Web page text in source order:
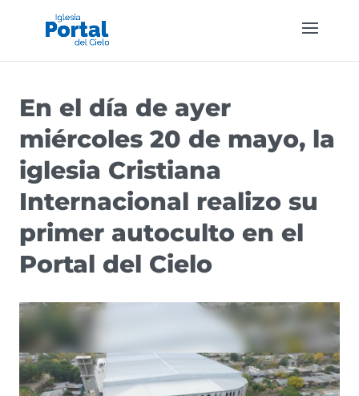
En el día de ayer
miércoles 20 de mayo, la
iglesia Cristiana
Internacional realizo su
primer autoculto en el
Portal del Cielo